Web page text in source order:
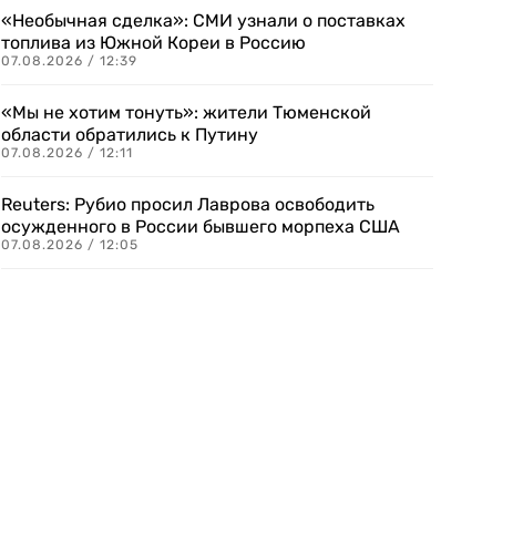
«Необычная сделка»: СМИ узнали о поставках
топлива из Южной Кореи в Россию
07.08.2026 / 12:39
«Мы не хотим тонуть»: жители Тюменской
области обратились к Путину
07.08.2026 / 12:11
Reuters: Рубио просил Лаврова освободить
осужденного в России бывшего морпеха США
07.08.2026 / 12:05